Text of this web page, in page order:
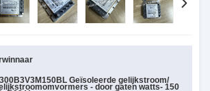
Geïsoleerde gelijkstroom/
- door gaten watts- 150